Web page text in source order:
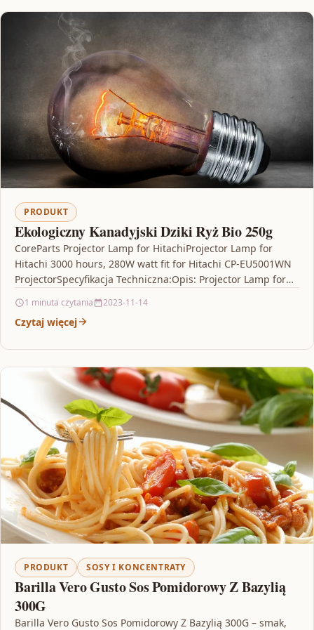
PRODUKT
Ekologiczny Kanadyjski Dziki Ryż Bio 250g
CoreParts Projector Lamp for HitachiProjector Lamp for
Hitachi 3000 hours, 280W watt fit for Hitachi CP-EU5001WN
ProjectorSpecyfikacja Techniczna:Opis: Projector Lamp for
1 minuta czytania 2023-11-14
Czytaj więcej
PRODUKT SOSY I KONCENTRATY
Barilla Vero Gusto Sos Pomidorowy Z Bazylią
300G
Barilla Vero Gusto Sos Pomidorowy Z Bazylią 300G – smak,